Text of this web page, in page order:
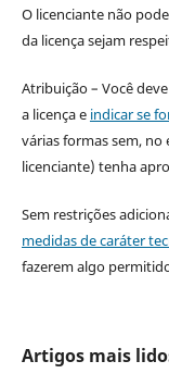
O licenciante não
da licença sejam
Atribuição – Você
a licença e indicar se
várias formas sem,
licenciante) tenha
Sem restrições
medidas de caráter
fazerem algo
Artigos mais